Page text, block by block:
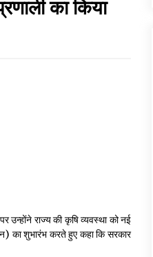
7, 2023का किया
राज्य की कृषि व्यवस्था को नई
का शुभारंभ करते हुए कहा कि सरकार